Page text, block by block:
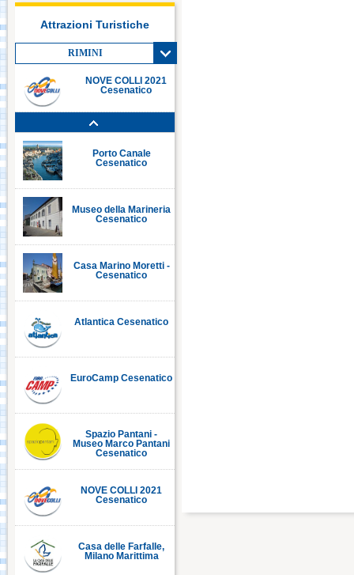
Attrazioni Turistiche
RIMINI
NOVE COLLI 2021
Cesenatico
Le Navi Acquario -
Cattolica
Porto Canale
Cesenatico
Museo della Marineria
Cesenatico
Casa Marino Moretti -
Cesenatico
Atlantica Cesenatico
EuroCamp Cesenatico
Spazio Pantani -
Museo Marco Pantani
Cesenatico
NOVE COLLI 2021
Cesenatico
Casa delle Farfalle,
Milano Marittima